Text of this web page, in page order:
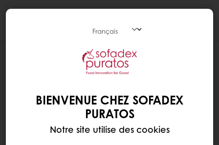
Filtres
BIENVENUE CHEZ SOFADEX
PURATOS
Notre site utilise des cookies